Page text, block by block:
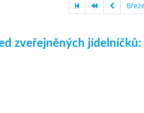
zveřejněných jídelníčků: